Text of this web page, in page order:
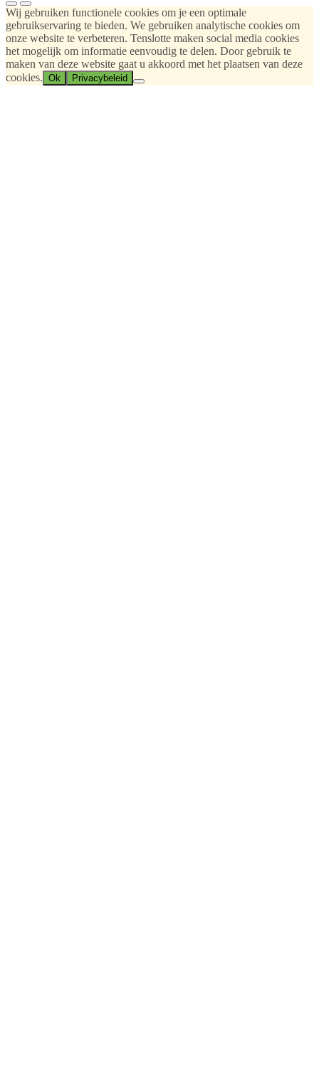
Wij gebruiken functionele cookies om je een optimale
gebruikservaring te bieden. We gebruiken analytische cookies om
onze website te verbeteren. Tenslotte maken social media cookies
het mogelijk om informatie eenvoudig te delen. Door gebruik te
maken van deze website gaat u akkoord met het plaatsen van deze
cookies. Ok Privacybeleid